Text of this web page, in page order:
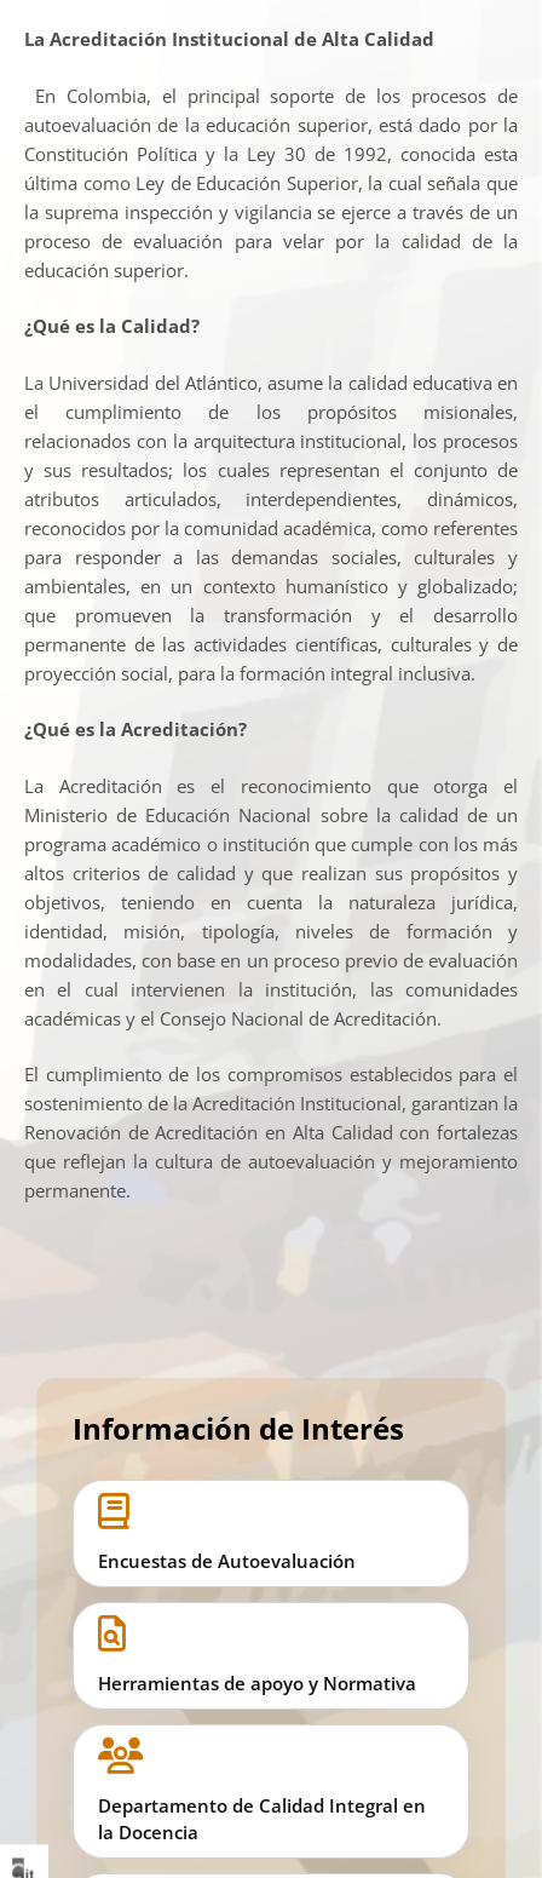
La Acreditación Institucional de Alta Calidad
En Colombia, el principal soporte de los procesos de
autoevaluación de la educación superior, está dado por la
Constitución Política y la Ley 30 de 1992, conocida esta
última como Ley de Educación Superior, la cual señala que
la suprema inspección y vigilancia se ejerce a través de un
proceso de evaluación para velar por la calidad de la
educación superior.
¿Qué es la Calidad?
La Universidad del Atlántico, asume la calidad educativa en
el cumplimiento de los propósitos misionales,
relacionados con la arquitectura institucional, los procesos
y sus resultados; los cuales representan el conjunto de
atributos articulados, interdependientes, dinámicos,
reconocidos por la comunidad académica, como referentes
para responder a las demandas sociales, culturales y
ambientales, en un contexto humanístico y globalizado;
que promueven la transformación y el desarrollo
permanente de las actividades científicas, culturales y de
proyección social, para la formación integral inclusiva.
¿Qué es la Acreditación?
La Acreditación es el reconocimiento que otorga el
Ministerio de Educación Nacional sobre la calidad de un
programa académico o institución que cumple con los más
altos criterios de calidad y que realizan sus propósitos y
objetivos, teniendo en cuenta la naturaleza jurídica,
identidad, misión, tipología, niveles de formación y
modalidades, con base en un proceso previo de evaluación
en el cual intervienen la institución, las comunidades
académicas y el Consejo Nacional de Acreditación.
El cumplimiento de los compromisos establecidos para el
sostenimiento de la Acreditación Institucional, garantizan la
Renovación de Acreditación en Alta Calidad con fortalezas
que reflejan la cultura de autoevaluación y mejoramiento
permanente.
Información de Interés
Encuestas de Autoevaluación
Herramientas de apoyo y Normativa
Departamento de Calidad Integral en
la Docencia